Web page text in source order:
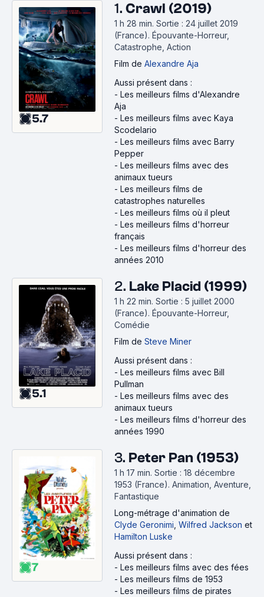
5.7
1. Crawl (2019)
1 h 28 min. Sortie : 24 juillet 2019
(France). Épouvante-Horreur,
Catastrophe, Action
Film de Alexandre Aja
Aussi présent dans :
- Les meilleurs films d'Alexandre
Aja
- Les meilleurs films avec Kaya
Scodelario
- Les meilleurs films avec Barry
Pepper
- Les meilleurs films avec des
animaux tueurs
- Les meilleurs films de
catastrophes naturelles
- Les meilleurs films où il pleut
- Les meilleurs films d'horreur
français
- Les meilleurs films d'horreur des
années 2010
5.1
2. Lake Placid (1999)
1 h 22 min. Sortie : 5 juillet 2000
(France). Épouvante-Horreur,
Comédie
Film de Steve Miner
Aussi présent dans :
- Les meilleurs films avec Bill
Pullman
- Les meilleurs films avec des
animaux tueurs
- Les meilleurs films d'horreur des
années 1990
7
3. Peter Pan (1953)
1 h 17 min. Sortie : 18 décembre
1953 (France). Animation, Aventure,
Fantastique
Long-métrage d'animation de
Clyde Geronimi Wilfred Jackson et
Hamilton Luske
Aussi présent dans :
- Les meilleurs films avec des fées
- Les meilleurs films de 1953
- Les meilleurs films de pirates